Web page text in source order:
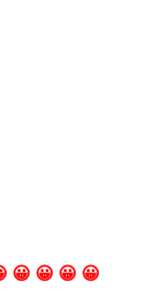
😀 😀 😀 😀